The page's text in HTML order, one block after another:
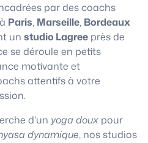
par des coachs
Paris, Marseille, Bordeaux
un studio Lagree près de
se déroule en petits
motivante et
attentifs à votre
d'un yoga doux pour
dynamique, nos studios